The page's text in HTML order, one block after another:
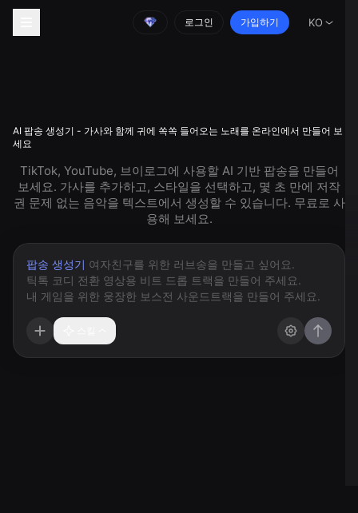
로그인 가입하기 KO
AI 팝송 생성기 - 가사와 함께 귀에 쏙쏙 들어오는 노래를 온라인에서 만들어 보
세요
TikTok, YouTube, 브이로그에 사용할 AI 기반 팝송을 만들어
보세요. 가사를 추가하고, 스타일을 선택하고, 몇 초 만에 저작
권 문제 없는 음악을 텍스트에서 생성할 수 있습니다. 무료로 사
용해 보세요.
팝송 생성기